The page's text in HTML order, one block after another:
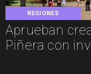
REGIONES
Aprueban
Piñera con